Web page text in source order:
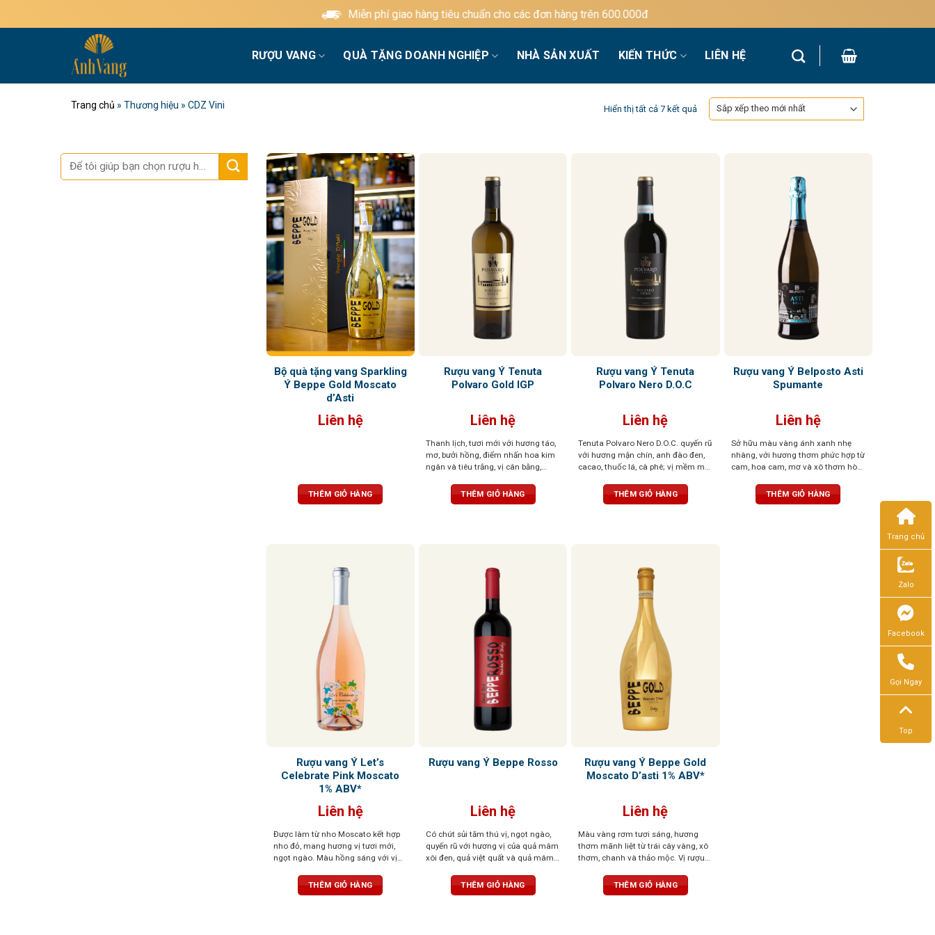
qua
Miễn phí giao hàng tiêu chuẩn cho các đơn hàng trên 600.000đ
RƯỢU VANG QUÀ TẶNG DOANH NGHIỆP NHÀ SẢN XUẤT KIẾN THỨC LIÊN HỆ
Trang chủ » Thương hiệu » CDZ Vini Hiển thị tất cả 7 kết quảĐã
sắp
Tìm
kiếm:
Bộ quà tặng vang Sparkling
Ý Beppe Gold Moscato
d’Asti
Liên hệ
THÊM GIỎ HÀNG
Rượu vang Ý Tenuta
Polvaro Gold IGP
Liên hệ
Thanh lịch, tươi mới với hương táo,
mơ, bưởi hồng, điểm nhấn hoa kim
ngân và tiêu trắng, vị cân bằng,
THÊM GIỎ HÀNG
Rượu vang Ý Tenuta
Polvaro Nero D.O.C
Liên hệ
Tenuta Polvaro Nero D.O.C. quyến rũ
với hương mận chín, anh đào đen,
cacao, thuốc lá, cà phê; vị mềm mại,
THÊM GIỎ HÀNG
Rượu vang Ý Belposto Asti
Spumante
Liên hệ
Sở hữu màu vàng ánh xanh nhẹ
nhàng, với hương thơm phức hợp từ
cam, hoa cam, mơ và xô thơm hòa
sủi tăm mịn màng, cân bằng hoàn
hảo giữa vị ngọt dịu và độ tươi mát,
THÊM GIỎ HÀNG
Rượu vang Ý Let’s
Celebrate Pink Moscato
1% ABV*
Liên hệ
Được làm từ nho Moscato kết hợp
nho đỏ, mang hương vị tươi mới,
ngọt ngào. Màu hồng sáng với vị
cherry, mâm xôi, lựu ngọt và bọt khí
THÊM GIỎ HÀNG
Rượu vang Ý Beppe Rosso
Liên hệ
Có chút sủi tăm thú vị, ngọt ngào,
quyến rũ với hương vị của quả mâm
xôi đen, quả việt quất và quả mâm
THÊM GIỎ HÀNG
Rượu vang Ý Beppe Gold
Moscato D’asti 1% ABV*
Liên hệ
Màu vàng rơm tươi sáng, hương
thơm mãnh liệt từ trái cây vàng, xô
thơm, chanh và thảo mộc. Vị rượu
đến trải nghiệm thú vị
THÊM GIỎ HÀNG
Trang chủ
Zalo
Facebook
Gọi Ngay
Top